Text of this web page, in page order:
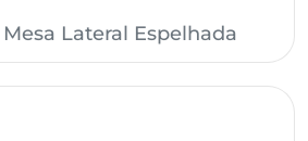
Lateral Espelhada